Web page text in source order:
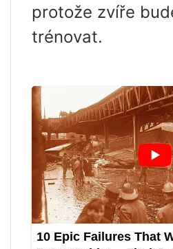
protože zvíře
trénovat.